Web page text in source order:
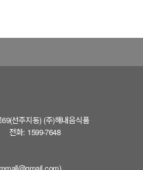
선주지동) (주)해내음식품
전화: 1599-7648